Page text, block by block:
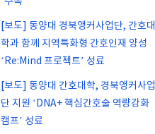
[보도] 동양대 경북앵커사업단, 간호대
학과 함께 지역특화형 간호인재 양성
‘Re:Mind 프로젝트’ 성료
[보도] 동양대 간호대학, 경북앵커사업
단 지원 ‘DNA+ 핵심간호술 역량강화
캠프’ 성료